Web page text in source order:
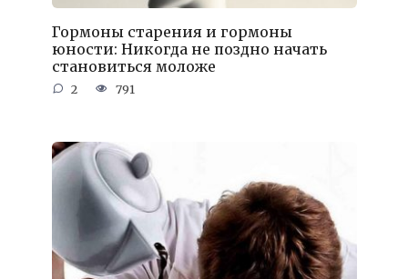
Гормоны старения и гормоны
юности: Никогда не поздно начать
становиться моложе
2 791